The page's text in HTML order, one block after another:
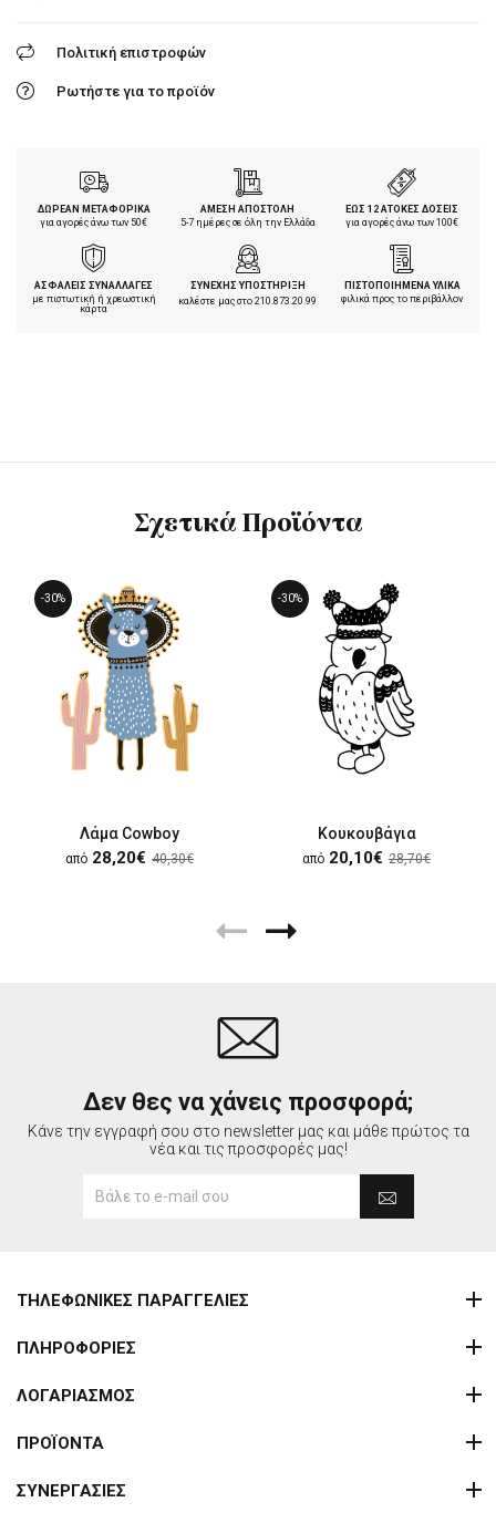
Πολιτική επιστροφών
Ρωτήστε για το προϊόν
ΔΩΡΕΑΝ ΜΕΤΑΦΟΡΙΚΑ
για αγορές άνω των 50€
ΑΜΕΣΗ ΑΠΟΣΤΟΛΗ
5-7 ημέρες σε όλη την Ελλάδα
ΕΩΣ 12 ΑΤΟΚΕΣ ΔΟΣΕΙΣ
για αγορές άνω των 100€
ΑΣΦΑΛΕΙΣ ΣΥΝΑΛΛΑΓΕΣ
με πιστωτική ή χρεωστική
κάρτα
ΣΥΝΕΧΗΣ ΥΠΟΣΤΗΡΙΞΗ
καλέστε μας στο210.873.20.99
ΠΙΣΤΟΠΟΙΗΜΕΝΑ ΥΛΙΚΑ
φιλικά προς το περιβάλλον
Σχετικά Προϊόντα
-30%
Λάμα Cowboy
από 28,20€ 40,30€
-30%
Κουκουβάγια
από 20,10€ 28,70€
Δεν θες να χάνεις προσφορά;
Κάνε την εγγραφή σου στο newsletter μας και μάθε πρώτος τα
νέα και τις προσφορές μας!
ΤΗΛΕΦΩΝΙΚΕΣ ΠΑΡΑΓΓΕΛΙΕΣ
ΠΛΗΡΟΦΟΡΙΕΣ
ΛΟΓΑΡΙΑΣΜΟΣ
ΠΡΟΪΟΝΤΑ
ΣΥΝΕΡΓΑΣΙΕΣ